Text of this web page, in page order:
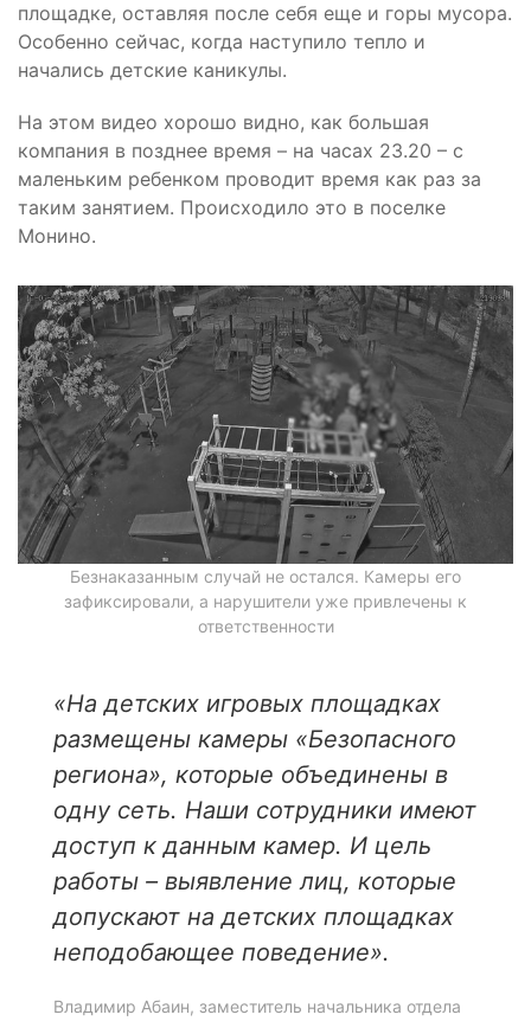
площадке, оставляя после себя еще и горы мусора.
Особенно сейчас, когда наступило тепло и
начались детские каникулы.
На этом видео хорошо видно, как большая
компания в позднее время – на часах 23.20 – с
маленьким ребенком проводит время как раз за
таким занятием. Происходило это в поселке
Монино.
Безнаказанным случай не остался. Камеры его
зафиксировали, а нарушители уже привлечены к
ответственности
«На детских игровых площадках
размещены камеры «Безопасного
региона», которые объединены в
одну сеть. Наши сотрудники имеют
доступ к данным камер. И цель
работы – выявление лиц, которые
допускают на детских площадках
неподобающее поведение».
Владимир Абаин, заместитель начальника отдела